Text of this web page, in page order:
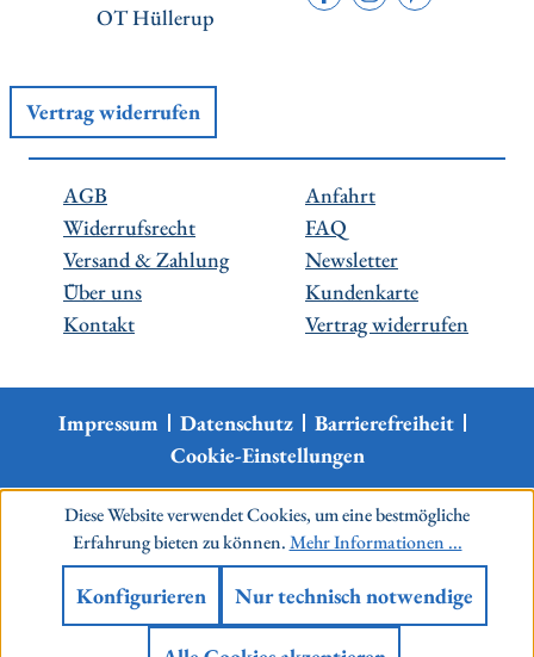
OT Hüllerup
Vertrag widerrufen
AGB
Widerrufsrecht
Versand & Zahlung
Über uns
Kontakt
Anfahrt
FAQ
Newsletter
Kundenkarte
Vertrag widerrufen
Impressum Datenschutz
Barrierefreiheit
Cookie-Einstellungen
Diese Website verwendet Cookies, um eine bestmögliche
Erfahrung bieten zu können.Mehr Informationen ...
Nur technisch notwendige
Konfigurieren